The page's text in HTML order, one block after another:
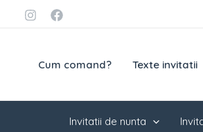
conținut
Cum comand? Texte invitatii
Invitatii de nunta